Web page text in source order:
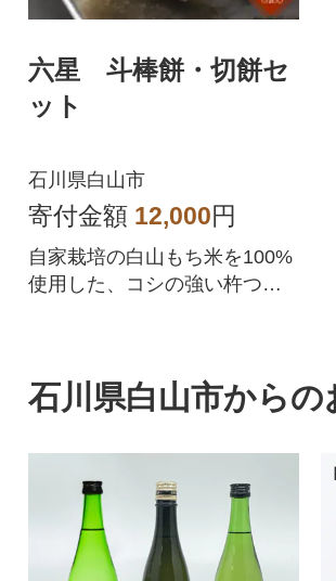
六星 斗棒餅・切餅セ
ット
石川県白山市
寄付金額 12,000円
自家栽培の白山もち米を100%
使用した、コシの強い杵つき
石川県白山市から